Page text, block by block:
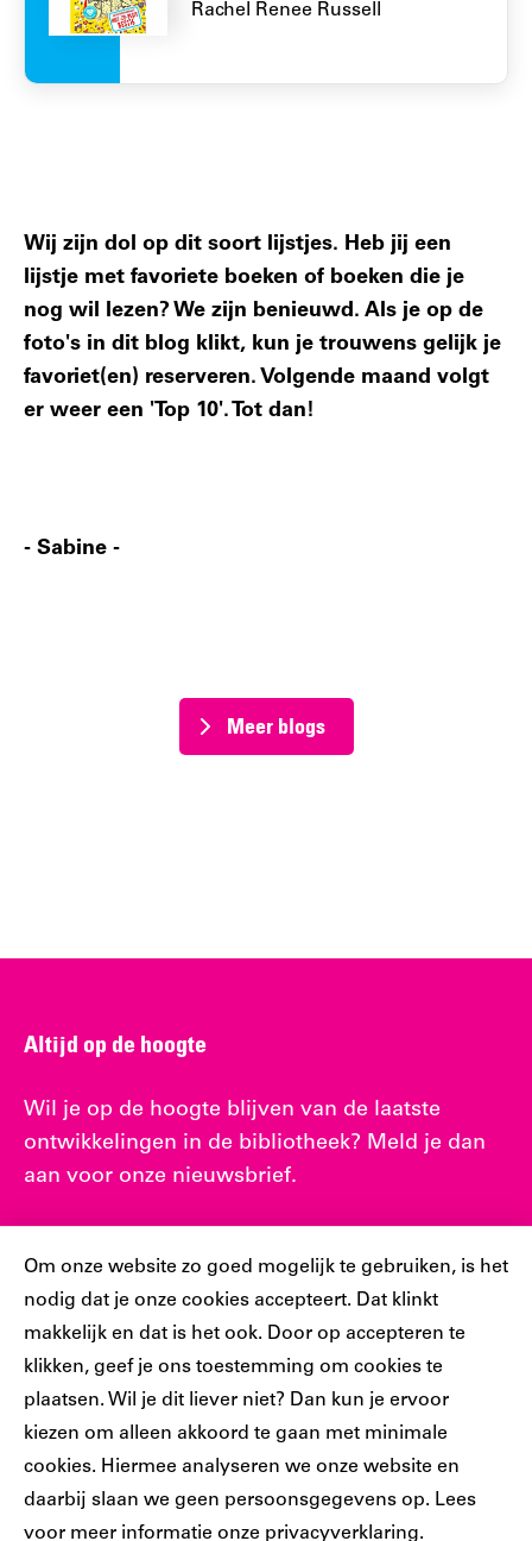
Cookiebar
Om onze website zo goed mogelijk te gebruiken, is het
nodig dat je onze cookies accepteert. Dat klinkt
makkelijk en dat is het ook. Door op accepteren te
klikken, geef je ons toestemming om cookies te
plaatsen. Wil je dit liever niet? Dan kun je ervoor
kiezen om alleen akkoord te gaan met minimale
cookies. Hiermee analyseren we onze website en
daarbij slaan we geen persoonsgegevens op. Lees
voor meer informatie onze privacyverklaring.
Rachel Renee Russell
Wij zijn dol op dit soort lijstjes. Heb jij een
lijstje met favoriete boeken of boeken die je
nog wil lezen? We zijn benieuwd. Als je op de
foto's in dit blog klikt, kun je trouwens gelijk je
favoriet(en) reserveren. Volgende maand volgt
er weer een 'Top 10'. Tot dan!
- Sabine -
Meer blogs
Altijd op de hoogte
Wil je op de hoogte blijven van de laatste
ontwikkelingen in de bibliotheek? Meld je dan
aan voor onze nieuwsbrief.
Aanmelden nieuwsbrief
Sociaal
Volg jij ons al?